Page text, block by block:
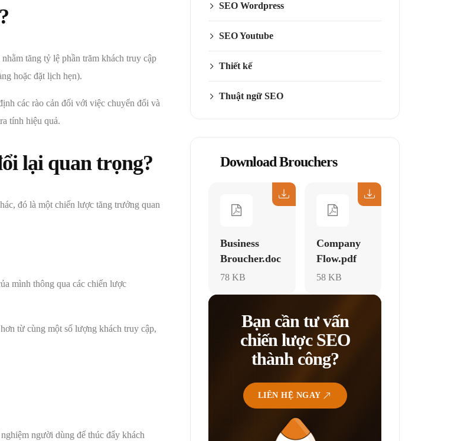
tăng tỷ lệ phần trăm khách truy cập
hoặc đặt lịch hẹn).
các rào cản đối với việc chuyển đổi và
tính hiệu quả.
lại quan trọng?
đó là một chiến lược tăng trưởng quan
mình thông qua các chiến lược
từ cùng một số lượng khách truy cập,
người dùng để thúc đẩy khách
SEO Wordpress
SEO Youtube
Thiết kế
Thuật ngữ SEO
Download Brouchers
Business
Broucher.doc
78 KB
Company
Flow.pdf
58 KB
Bạn cần tư vấn
chiến lược SEO
thành công?
LIÊN HỆ NGAY